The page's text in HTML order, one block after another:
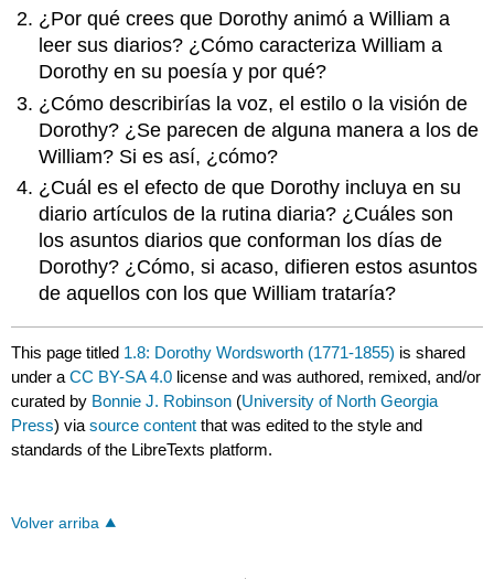
¿Por qué crees que Dorothy animó a William a
leer sus diarios? ¿Cómo caracteriza William a
Dorothy en su poesía y por qué?
¿Cómo describirías la voz, el estilo o la visión de
Dorothy? ¿Se parecen de alguna manera a los de
William? Si es así, ¿cómo?
¿Cuál es el efecto de que Dorothy incluya en su
diario artículos de la rutina diaria? ¿Cuáles son
los asuntos diarios que conforman los días de
Dorothy? ¿Cómo, si acaso, difieren estos asuntos
de aquellos con los que William trataría?
This page titled 1.8: Dorothy Wordsworth (1771-1855) is shared
under aCC BY-SA 4.0 license and was authored, remixed, and/or
curated by Bonnie J. Robinson (University of North Georgia
Press) viasource content that was edited to the style and
standards of the LibreTexts platform.
Volver arriba